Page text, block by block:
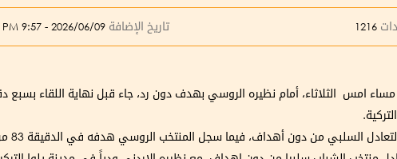
1216 تاريخ الإضافة 2026/06/09 - 9:57 PM
امس الثلاثاء، أمام نظيره الروسي بهدف دون رد، جاء قبل نهاية اللقاء بسبع
من دون أهداف، فيما سجل المنتخب الروسي هدفه في الدقيقة 83 من زمن المباراة خلال الشوط الثاني